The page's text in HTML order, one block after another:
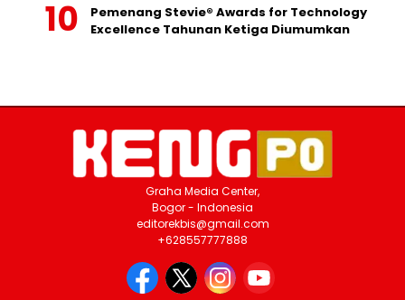
Pemenang Stevie® Awards for Technology
Excellence Tahunan Ketiga Diumumkan
Graha Media Center,
Bogor - Indonesia
editorekbis@gmail.com
+628557777888